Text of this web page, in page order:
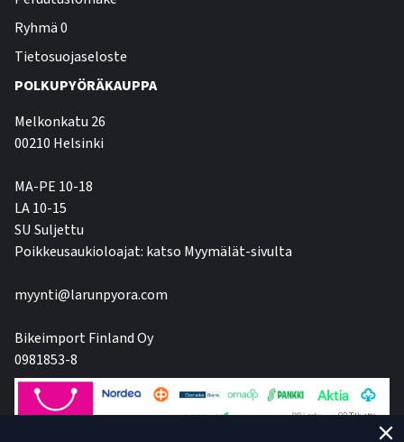
Ryhmä 0
Tietosuojaseloste
POLKUPYÖRÄKAUPPA
Melkonkatu 26
00210 Helsinki
MA-PE 10-18
LA 10-15
SU Suljettu
Poikkeusaukioloajat: katso Myymälät-sivulta
myynti@larunpyora.com
Bikeimport Finland Oy
0981853-8